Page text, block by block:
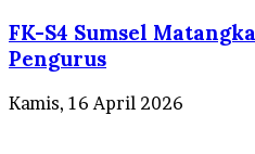
FK-S4 Sumsel
Pengurus
Kamis, 16 April 2026